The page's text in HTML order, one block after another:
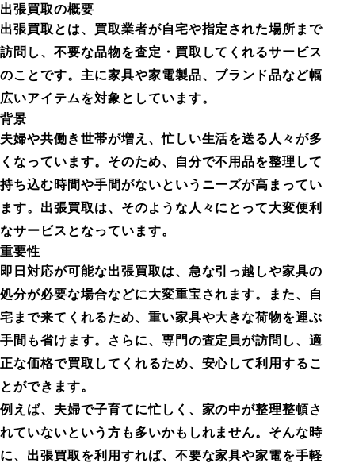
出張買取の概要
出張買取とは、買取業者が自宅や指定された場所まで
訪問し、不要な品物を査定・買取してくれるサービス
のことです。主に家具や家電製品、ブランド品など幅
広いアイテムを対象としています。
背景
夫婦や共働き世帯が増え、忙しい生活を送る人々が多
くなっています。そのため、自分で不用品を整理して
持ち込む時間や手間がないというニーズが高まってい
ます。出張買取は、そのような人々にとって大変便利
なサービスとなっています。
重要性
即日対応が可能な出張買取は、急な引っ越しや家具の
処分が必要な場合などに大変重宝されます。また、自
宅まで来てくれるため、重い家具や大きな荷物を運ぶ
手間も省けます。さらに、専門の査定員が訪問し、適
正な価格で買取してくれるため、安心して利用するこ
とができます。
例えば、夫婦で子育てに忙しく、家の中が整理整頓さ
れていないという方も多いかもしれません。そんな時
に、出張買取を利用すれば、不要な家具や家電を手軽